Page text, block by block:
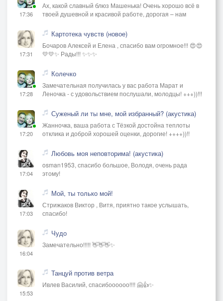
17:36
Ах, какой славный блюз Машенька! Очень хорошо всё в
твоей душевной и красивой работе, дорогая – нам
17:31
Картотека чувств (новое)
Бочаров Алексей и Елена , спасибо вам огромное!!! 😍😍
💛💛✨ Рады!!! ✨✨✨
17:28
Колечко
Замечательная получилась у вас работа Марат и
Леночка - с удовольствием послушали, молодцы! +++))!!!
17:20
Суженый ли ты мне, мой избранный? (акустика)
Жанночка, ваша работа с Тёзкой достойна теплоты
отклика и доброй хорошей оценки, дорогие! ++++))!!
17:04
Любовь моя неповторима! (акустика)
osman1953, спасибо большое, Володя, очень рада
этому!
17:03
Мой, ты только мой!
Стрижаков Виктор , Витя, приятно такое услышать,
спасибо!
16:04
Чудо
Замечательно!!!!! 👋👋👋✨
15:53
Танцуй против ветра
Ивлев Василий, спасибоооооо!!!! 🤗👍✨